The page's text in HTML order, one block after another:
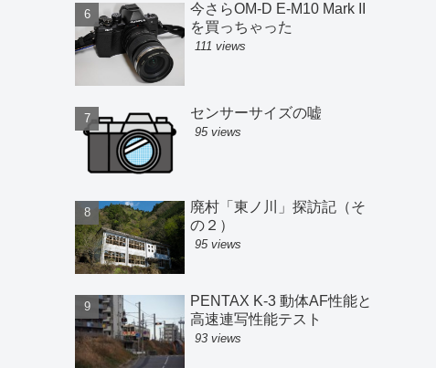
今さらOM-D E-M10 Mark II
を買っちゃった
111 views
センサーサイズの嘘
95 views
廃村「東ノ川」探訪記（そ
の２）
95 views
PENTAX K-3 動体AF性能と
高速連写性能テスト
93 views